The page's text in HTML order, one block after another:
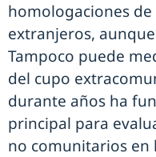
homologaciones
extranjeros,
Tampoco puede
del cupo
durante años ha
principal para
no comunitarios en